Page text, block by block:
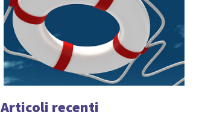
Articoli recenti